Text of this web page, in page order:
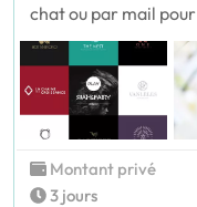
chat ou par mail pour
Montant privé
3 jours